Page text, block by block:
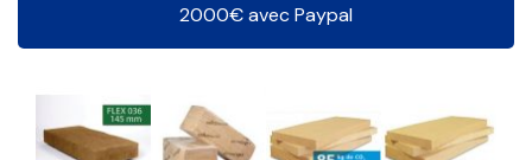
2000€ avec Paypal